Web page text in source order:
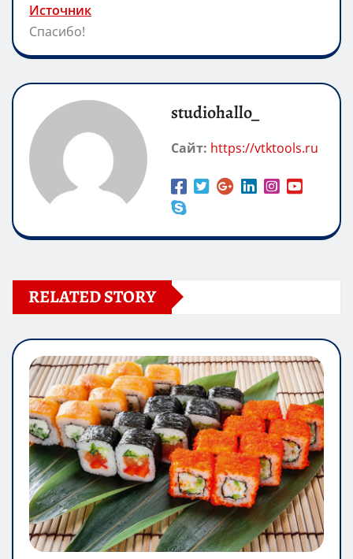
Источник
Спасибо!
studiohallo_
Сайт: https://vtktools.ru
RELATED STORY